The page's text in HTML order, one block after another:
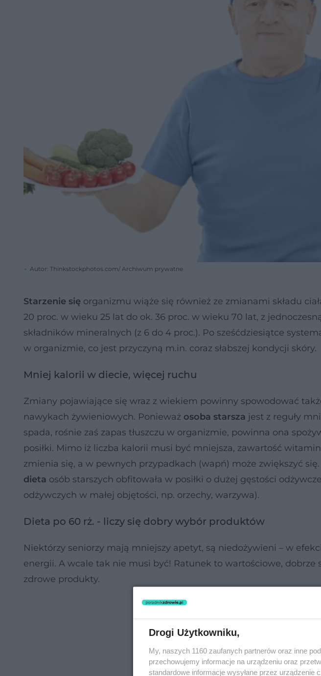
Autor: Thinkstockphotos.com/ Archiwum prywatne
Starzenie się organizmu wiąże się również ze zmianami składu
20 proc. w wieku 25 lat do ok. 36 proc. w wieku 70 lat, z
składników mineralnych (z 6 do 4 proc.). Po sześćdziesiątce
w organizmie, co jest przyczyną m.in. coraz słabszej kondycji skóry.
Mniej kalorii w diecie, więcej ruchu
Zmiany pojawiające się wraz z wiekiem powinny spowodować
nawykach żywieniowych. Ponieważ osoba starsza jest z reguły
spada, rośnie zaś zapas tłuszczu w organizmie, powinna ona
posiłki. Mimo iż liczba kalorii musi być mniejsza, zawartość
zmienia się, a w pewnych przypadkach (wapń) może zwiększyć
dieta osób starszych obfitowała w posiłki o dużej gęstości
odżywczych w małej objętości, np. orzechy, warzywa).
Dieta po 60 rż. - liczy się dobry wybór produktów
Niektórzy seniorzy mają mniejszy apetyt, są niedożywieni – w
energii. A wcale tak nie musi być! Ratunek to wartościowe, dobrze
zdrowe produkty.
Drogi Użytkowniku,
My, naszych 1160 zaufanych partnerów oraz inne
przechowujemy informacje na urządzeniu oraz
standardowe informacje wysyłane przez urządzenie